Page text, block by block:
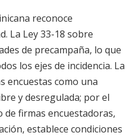
reconoce
La Ley 33-18 sobre
de precampaña, lo que
los ejes de incidencia. La
encuestas como una
y desregulada; por el
firmas encuestadoras,
establece condiciones